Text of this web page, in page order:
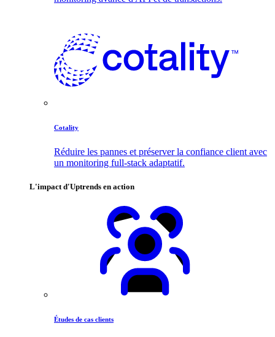
Cotality
Réduire les pannes et préserver la confiance client avec
un monitoring full-stack adaptatif.
L'impact d'Uptrends en action
Études de cas clients